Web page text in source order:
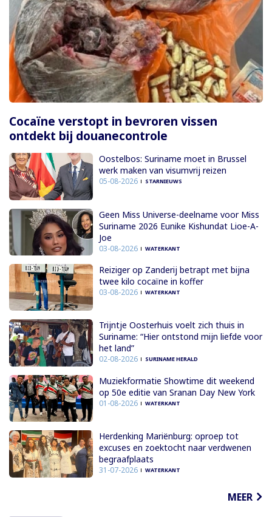
Cocaïne verstopt in bevroren vissen
ontdekt bij douanecontrole
Oostelbos: Suriname moet in Brussel
werk maken van visumvrij reizen
05-08-2026 STARNIEUWS
Geen Miss Universe-deelname voor Miss
Suriname 2026 Eunike Kishundat Lioe-A-
Joe
03-08-2026 WATERKANT
Reiziger op Zanderij betrapt met bijna
twee kilo cocaïne in koffer
03-08-2026 WATERKANT
Trijntje Oosterhuis voelt zich thuis in
Suriname: “Hier ontstond mijn liefde voor
het land”
02-08-2026 SURINAME HERALD
Muziekformatie Showtime dit weekend
op 50e editie van Sranan Day New York
01-08-2026 WATERKANT
Herdenking Mariënburg: oproep tot
excuses en zoektocht naar verdwenen
begraafplaats
31-07-2026 WATERKANT
MEER